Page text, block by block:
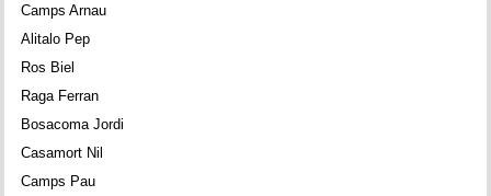
Camps Arnau
Alitalo Pep
Ros Biel
Raga Ferran
Bosacoma Jordi
Casamort Nil
Camps Pau